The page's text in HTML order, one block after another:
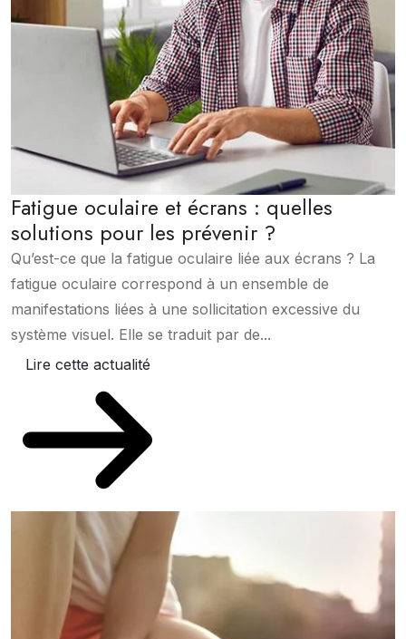
Fatigue oculaire et écrans : quelles
solutions pour les prévenir ?
Qu’est-ce que la fatigue oculaire liée aux écrans ? La
fatigue oculaire correspond à un ensemble de
manifestations liées à une sollicitation excessive du
système visuel. Elle se traduit par de...
Lire cette actualité